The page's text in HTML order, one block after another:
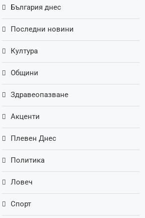
България днес
Последни новини
Култура
Общини
Здравеопазване
Акценти
Плевен Днес
Политика
Ловеч
Спорт